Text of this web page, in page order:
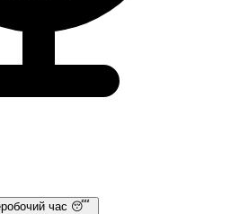
час 😴